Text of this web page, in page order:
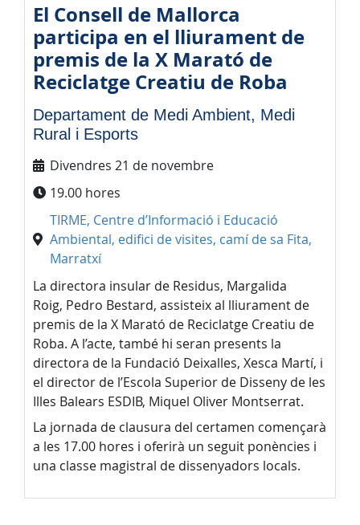
El Consell de Mallorca
participa en el lliurament de
premis de la X Marató de
Reciclatge Creatiu de Roba
Departament de Medi Ambient, Medi
Rural i Esports
Divendres 21 de novembre
19.00 hores
TIRME, Centre d’Informació i Educació
Ambiental, edifici de visites, camí de sa Fita,
Marratxí
La directora insular de Residus, Margalida
Roig, Pedro Bestard, assisteix al lliurament de
premis de la X Marató de Reciclatge Creatiu de
Roba. A l’acte, també hi seran presents la
directora de la Fundació Deixalles, Xesca Martí, i
el director de l’Escola Superior de Disseny de les
Illes Balears ESDIB, Miquel Oliver Montserrat.
La jornada de clausura del certamen començarà
a les 17.00 hores i oferirà un seguit ponències i
una classe magistral de dissenyadors locals.